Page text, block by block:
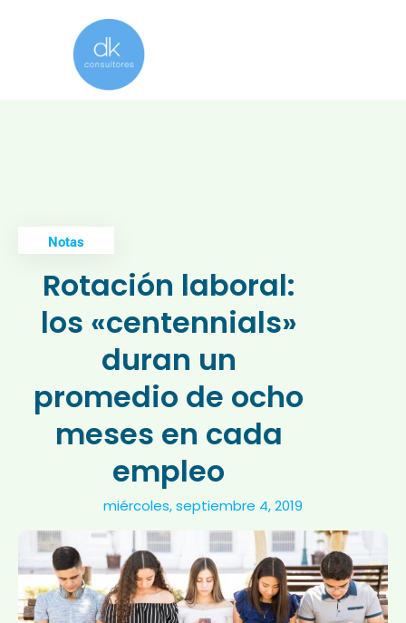
Notas
Rotación laboral:
los «centennials»
duran un
promedio de ocho
meses en cada
empleo
miércoles, septiembre 4, 2019